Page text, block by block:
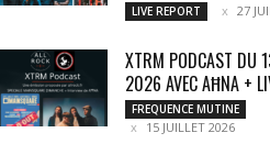
LIVE REPORT 27
XTRM PODCAST DU
2026 AVEC AĦNA +
FREQUENCE MUTINE
15 JUILLET 2026